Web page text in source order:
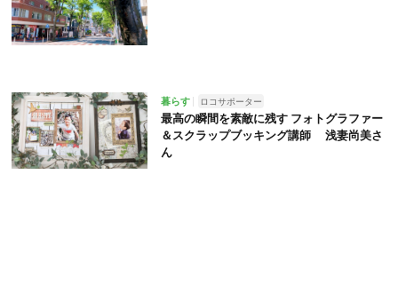
暮らす ロコサポーター
最高の瞬間を素敵に残す フォトグラファー
＆スクラップブッキング講師 浅妻尚美さ
ん